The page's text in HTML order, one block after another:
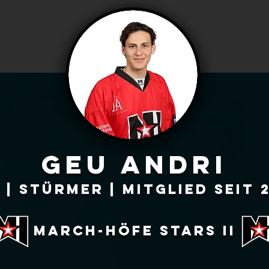
Geu Andri
| Stürmer | Mitglied seit
March-höfe stars ii